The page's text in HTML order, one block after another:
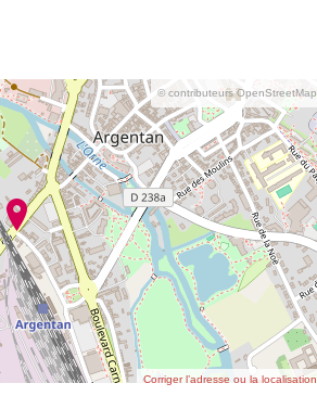
© contributeurs OpenStreetMap
Corriger l’adresse ou la localisation